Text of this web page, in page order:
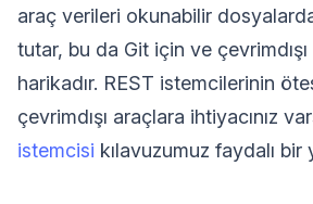
araç verileri okunabilir
tutar, bu da Git için ve çevrimdışı
harikadır. REST istemcilerinin
çevrimdışı araçlara ihtiyacınız
istemcisi kılavuzumuz faydalı bir